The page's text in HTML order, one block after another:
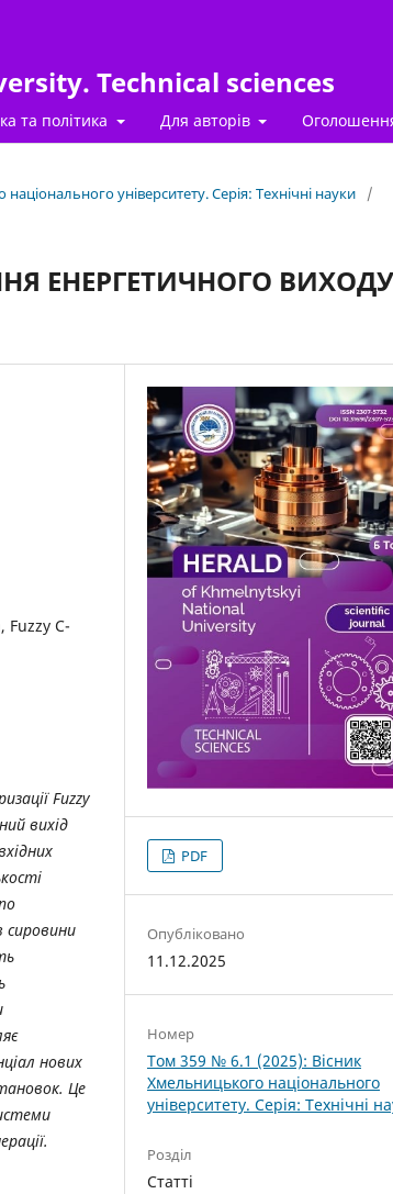
Technical sciences
та політика Для авторів
університету. Серія: Технічні науки
/
ЕНЕРГЕТИЧНОГО ВИХОДУ
Fuzzy C-
Fuzzy
вихід
сировини
нових
Це
PDF
Опубліковано
11.12.2025
Номер
Том 359 № 6.1 (2025): Вісник
Хмельницького національного
університету. Серія: Технічні
Розділ
Статті